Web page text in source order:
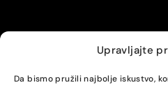
Upravljajte
Da bismo pružili najbolje iskustvo,
© Alpha servis. All